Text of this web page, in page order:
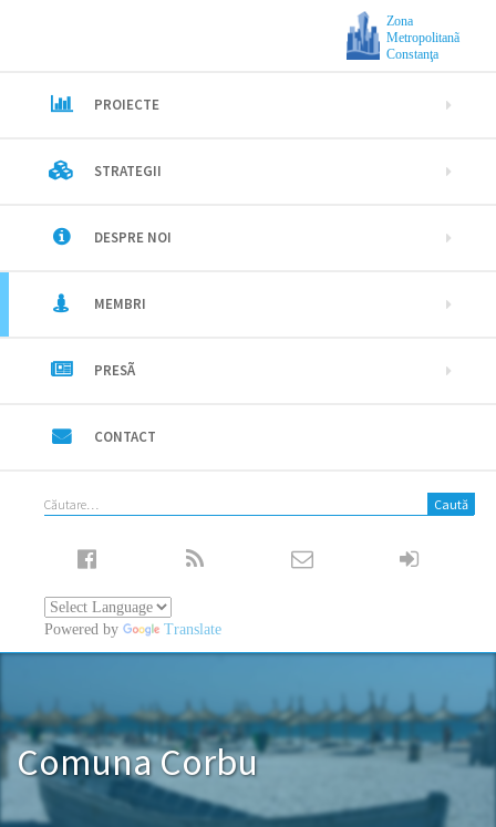
Zona
Metropolitanã
Constanţa
PROIECTE
STRATEGII
DESPRE NOI
MEMBRI
PRESÃ
CONTACT
Caută
Powered by Translate
Comuna Corbu